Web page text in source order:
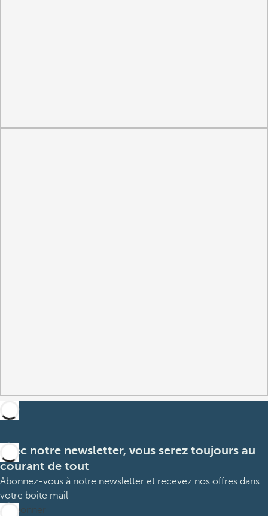
Avec notre newsletter, vous serez toujours au
courant de tout
Abonnez-vous à notre newsletter et recevez nos offres dans
votre boite mail
M’abonner